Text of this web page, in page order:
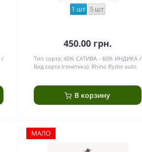
1 шт 5 шт
450.00 грн.
Тип сорта: 40% САТИВА - 60% ИНДИКА
Вид сорта (генетика): Rhino Ryder auto
В корзину
МАЛО